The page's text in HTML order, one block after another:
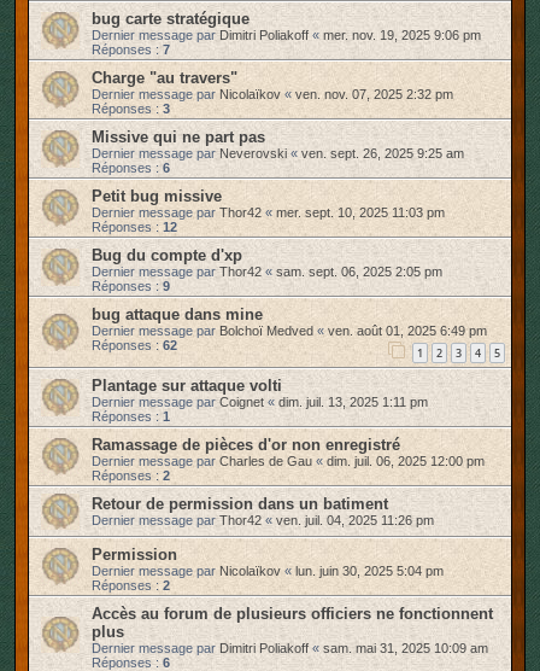
bug carte stratégique
Dernier message parDimitri Poliakoff « mer. nov. 19, 2025 9:06 pm
Réponses : 7
Charge "au travers"
Dernier message par Nicolaïkov « ven. nov. 07, 2025 2:32 pm
Réponses : 3
Missive qui ne part pas
Dernier message parNeverovski « ven. sept. 26, 2025 9:25 am
Réponses : 6
Petit bug missive
Dernier message par Thor42 « mer. sept. 10, 2025 11:03 pm
Réponses : 12
Bug du compte d'xp
Dernier message parThor42 « sam. sept. 06, 2025 2:05 pm
Réponses : 9
bug attaque dans mine
Dernier message par Bolchoï Medved «ven. août 01, 2025 6:49 pm
Réponses : 62 1 2 3 4 5
Plantage sur attaque volti
Dernier message parCoignet « dim. juil. 13, 2025 1:11 pm
Réponses : 1
Ramassage de pièces d'or non enregistré
Dernier message par Charles de Gau «dim. juil. 06, 2025 12:00 pm
Réponses : 2
Retour de permission dans un batiment
Dernier message parThor42 « ven. juil. 04, 2025 11:26 pm
Permission
Dernier message par Nicolaïkov « lun. juin 30, 2025 5:04 pm
Réponses : 2
Accès au forum de plusieurs officiers ne fonctionnent
plus
Dernier message par Dimitri Poliakoff « sam. mai 31, 2025 10:09 am
Réponses : 6